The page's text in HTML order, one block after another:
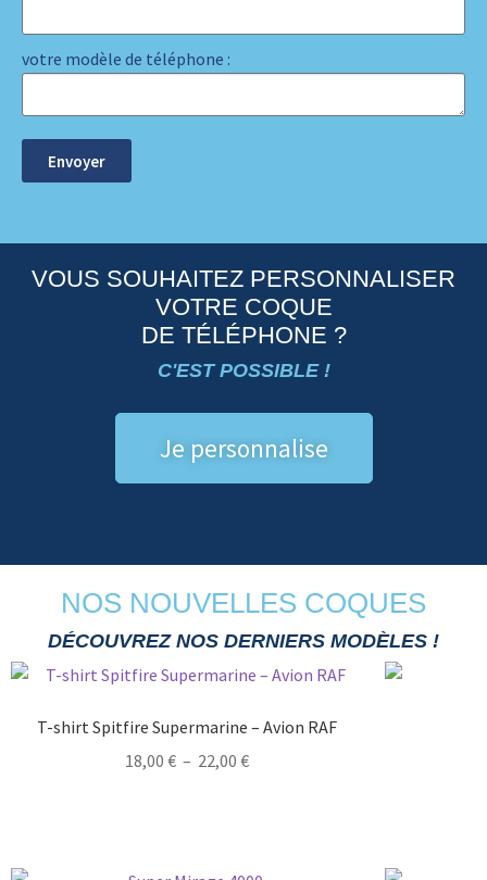
votre modèle de téléphone :
Envoyer
VOUS SOUHAITEZ PERSONNALISER
VOTRE COQUE
DE TÉLÉPHONE ?
C'EST POSSIBLE !
Je personnalise
NOS NOUVELLES COQUES
DÉCOUVREZ NOS DERNIERS MODÈLES !
T-shirt Spitfire Supermarine – Avion RAF
18,00 € – 22,00 €